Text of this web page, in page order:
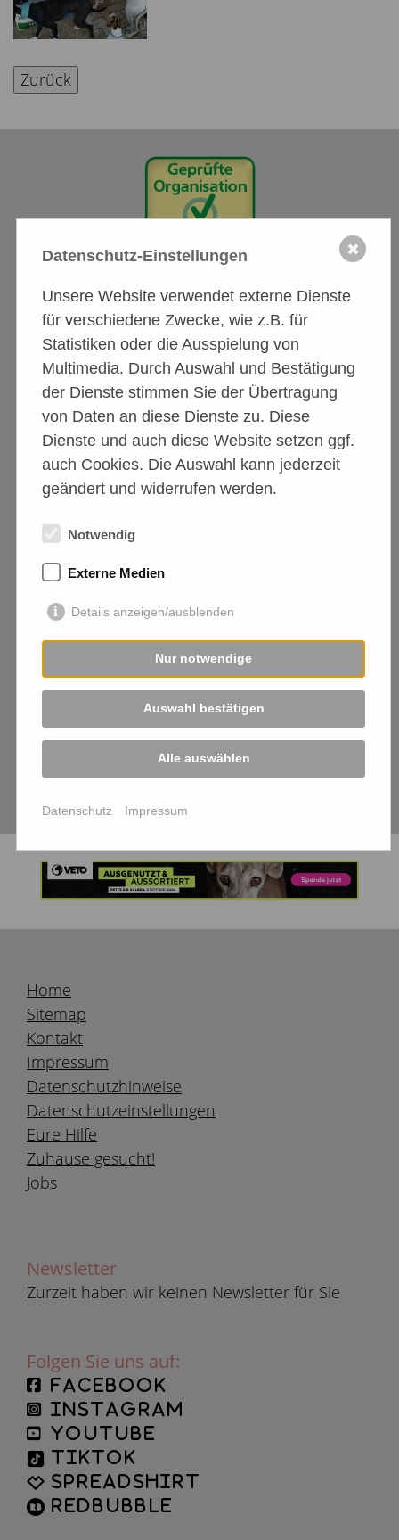
Zurück
Tierschutzförderverein
A.S.P.A. friends e.V.
Geprüfte Organisation
mit Erlaubnis nach §11 Tierschutzgesetz.
Aktion "Gelber Hund"
mehr Infos dazu gibt es auf den Internetseiten
Home
Sitemap
Kontakt
Impressum
Datenschutzhinweise
Datenschutzeinstellungen
Eure Hilfe
Zuhause gesucht!
Jobs
Newsletter
Zurzeit haben wir keinen Newsletter für Sie
Folgen Sie uns auf:
facebook
instagram
YouTube
TikTok
Spreadshirt
Redbubble
Datenschutz-Einstellungen
Unsere Website verwendet externe Dienste
für verschiedene Zwecke, wie z.B. für
Statistiken oder die Ausspielung von
Multimedia. Durch Auswahl und Bestätigung
der Dienste stimmen Sie der Übertragung
von Daten an diese Dienste zu. Diese
Dienste und auch diese Website setzen ggf.
auch Cookies. Die Auswahl kann jederzeit
geändert und widerrufen werden.
Notwendig
Externe Medien
Details anzeigen/ausblenden
Nur notwendige
Auswahl bestätigen
Alle auswählen
Datenschutz Impressum
✖